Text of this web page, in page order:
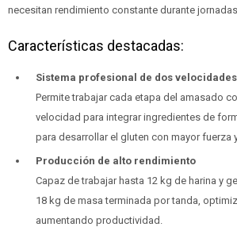
necesitan rendimiento constante durante
Características destacadas:
Sistema profesional de dos velocidades
Permite trabajar cada etapa del amasado
velocidad para integrar ingredientes de
para desarrollar el gluten con mayor fuerza
Producción de alto rendimiento
Capaz de trabajar hasta 12 kg de harina y
18 kg de masa terminada por tanda,
aumentando productividad.